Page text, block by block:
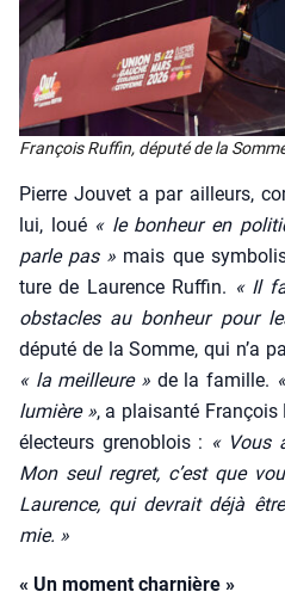
Fran­çois Ruf­fin, dépu­té de la
Pierre Jou­vet a par ailleurs,
lui, loué « le bon­heur en
parle pas » mais que
ture de Lau­rence Ruf­fin. « Il
obs­tacles au bon­heur pour
dépu­té de la Somme, qui n’a
« la meilleure » de la famille.
lumière », a plai­san­té
élec­teurs gre­no­blois : « Vous
Mon seul regret, c’est que
Lau­rence, qui devrait déjà
mie. »
« Un moment charnière »